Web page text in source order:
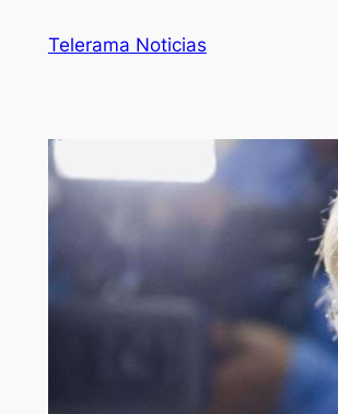
Telerama Noticias